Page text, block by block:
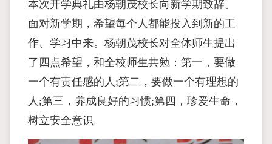
本次开学典礼由杨朝茂校长向新学期致辞。
面对新学期，希望每个人都能投入到新的工
作、学习中来。杨朝茂校长对全体师生提出
了四点希望，和全校师生共勉：第一，要做
一个有责任感的人;第二，要做一个有理想的
人;第三，养成良好的习惯;第四，珍爱生命，
树立安全意识。